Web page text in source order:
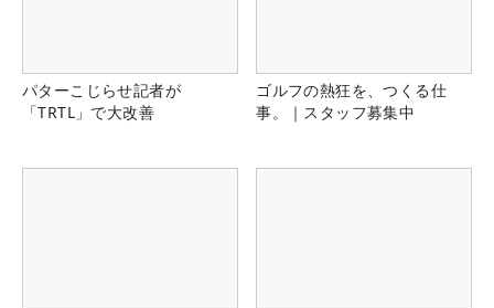
パターこじらせ記者が
「TRTL」で大改善
ゴルフの熱狂を、つくる仕
事。｜スタッフ募集中